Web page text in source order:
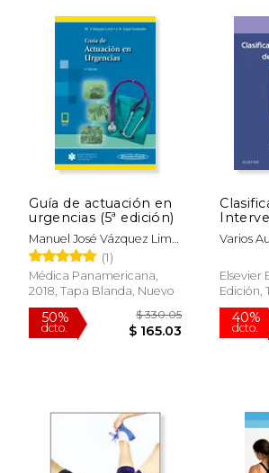
50%
dcto. $ 68.08
Guía de actuación en
urgencias (5ª edición)
Manuel José Vázquez Lima,
José Ramón Casal
Codesido
(1)
Médica Panamericana,
2018, Tapa Blanda, Nuevo
Varios
Elsevier
Edición,
Nuevo